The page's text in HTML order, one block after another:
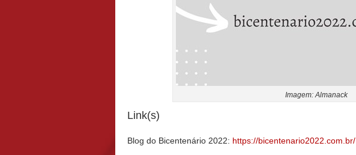
Imagem: Almanack
Link(s)
Blog do Bicentenário 2022: https://bicentenario2022.com.br/